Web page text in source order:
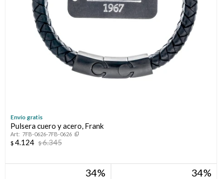
Envío gratis
Pulsera cuero y acero, Frank
7FB-0626-7FB-0626
$ 4.124 $6.345
34 34